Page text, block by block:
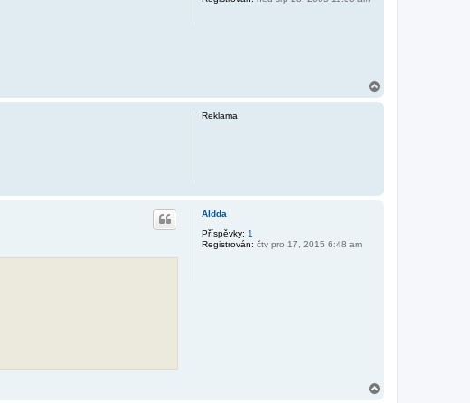
Reklama
Aldda
Příspěvky: 1
Registrován: čtv pro 17, 2015 6:48 am